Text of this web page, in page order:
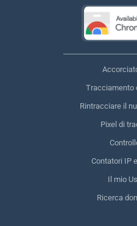
Tracciamento
Rintracciare il
Pixel di
Contatori IP
Il mio
Ricerca